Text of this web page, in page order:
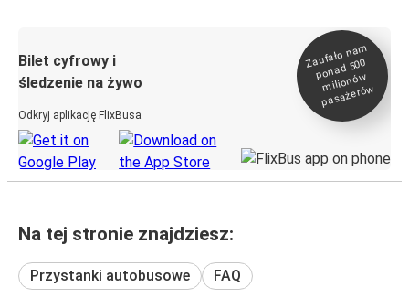
Bilet cyfrowy i
śledzenie na żywo
Odkryj aplikację FlixBusa
Zaufało na
m
ponad 500
milionó
w
pasażeró
w
Na tej stronie znajdziesz:
Przystanki autobusowe FAQ